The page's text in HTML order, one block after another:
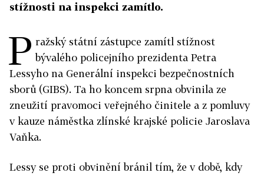
stížnosti na inspekci zamítlo.
P ražský státní zástupce zamítl stížnost
bývalého policejního prezidenta Petra
Lessyho na Generální inspekci bezpečnostních
sborů (GIBS). Ta ho koncem srpna obvinila ze
zneužití pravomoci veřejného činitele a z pomluvy
v kauze náměstka zlínské krajské policie Jaroslava
Vaňka.
Lessy se proti obvinění bránil tím, že v době, kdy